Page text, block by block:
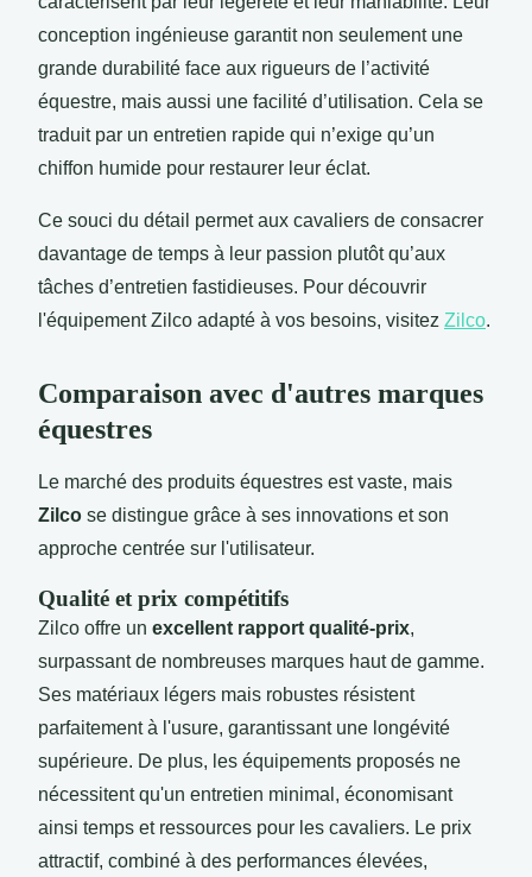
conception ingénieuse garantit non seulement une
grande durabilité face aux rigueurs de l’activité
équestre, mais aussi une facilité d’utilisation. Cela se
traduit par un entretien rapide qui n’exige qu’un
chiffon humide pour restaurer leur éclat.
Ce souci du détail permet aux cavaliers de consacrer
davantage de temps à leur passion plutôt qu’aux
tâches d’entretien fastidieuses. Pour découvrir
l'équipement Zilco adapté à vos besoins, visitez Zilco.
Comparaison avec d'autres marques
équestres
Le marché des produits équestres est vaste, mais
Zilco se distingue grâce à ses innovations et son
approche centrée sur l'utilisateur.
Qualité et prix compétitifs
Zilco offre un excellent rapport qualité-prix,
surpassant de nombreuses marques haut de gamme.
Ses matériaux légers mais robustes résistent
parfaitement à l'usure, garantissant une longévité
supérieure. De plus, les équipements proposés ne
nécessitent qu'un entretien minimal, économisant
ainsi temps et ressources pour les cavaliers. Le prix
attractif, combiné à des performances élevées,